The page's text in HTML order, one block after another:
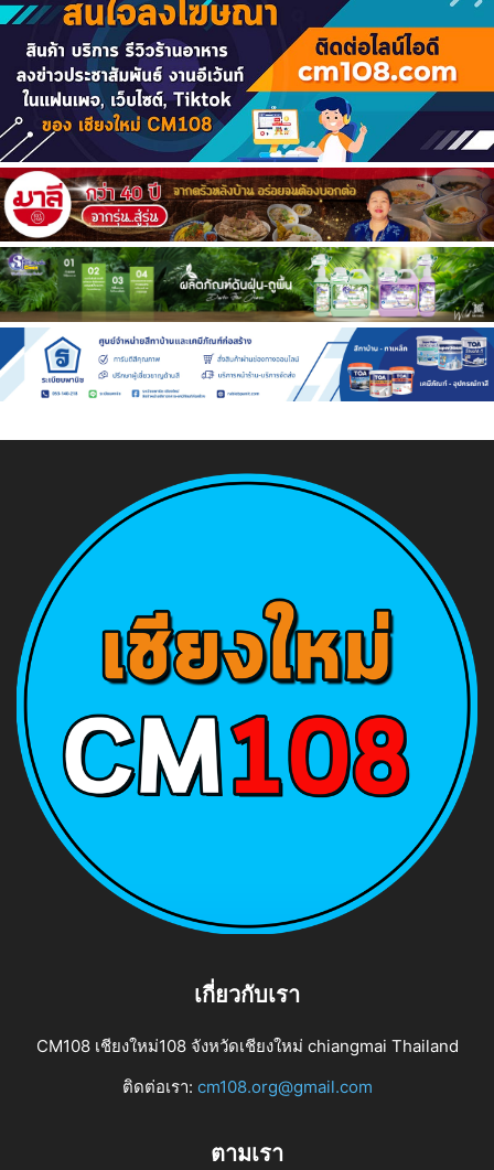
เกี่ยวกับเรา
CM108 เชียงใหม่108 จังหวัดเชียงใหม่ chiangmai Thailand
ติดต่อเรา: cm108.org@gmail.com
ตามเรา